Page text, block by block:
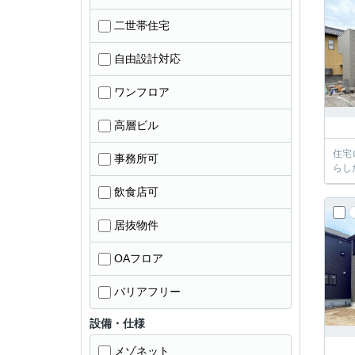
住宅
ら
二世帯住宅
自由設計対応
ワンフロア
高層ビル
事務所可
飲食店可
居抜物件
OAフロア
バリアフリー
設備・仕様
メゾネット